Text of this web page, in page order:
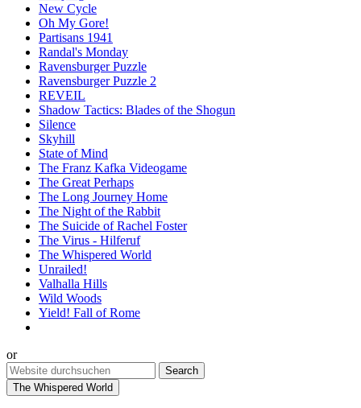
New Cycle
Oh My Gore!
Partisans 1941
Randal's Monday
Ravensburger Puzzle
Ravensburger Puzzle 2
REVEIL
Shadow Tactics: Blades of the Shogun
Silence
Skyhill
State of Mind
The Franz Kafka Videogame
The Great Perhaps
The Long Journey Home
The Night of the Rabbit
The Suicide of Rachel Foster
The Virus - Hilferuf
The Whispered World
Unrailed!
Valhalla Hills
Wild Woods
Yield! Fall of Rome
or
The Whispered World